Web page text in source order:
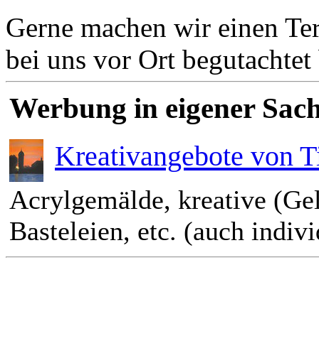
Gerne machen wir einen
bei uns vor Ort
Werbung in eigener
Kreativangebote von
Acrylgemälde, kreative
Basteleien, etc. (auch